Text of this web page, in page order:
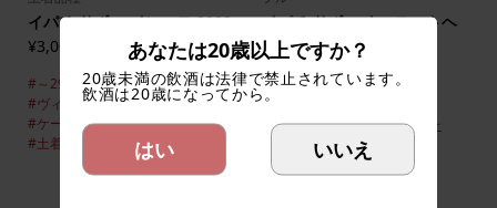
イパチ サボー インニヨ 2023
¥3,000
#～2999円#イパチ・サボー
#ヴィラーニ#カベルネ・フラン
#ケークフランコシュ#フル
#土着品種
#赤ワイン
イパチ サボー ナースートヘ
イェット 2019
¥3,720 (税込)
#3000円～4999円
#イパチ・サボー#ヴィラーニ
#カベルネ・フラン
#赤ワイン
あなたは20歳以上ですか？
20歳未満の飲酒は法律で禁止されています。
飲酒は20歳になってから。
はい いいえ